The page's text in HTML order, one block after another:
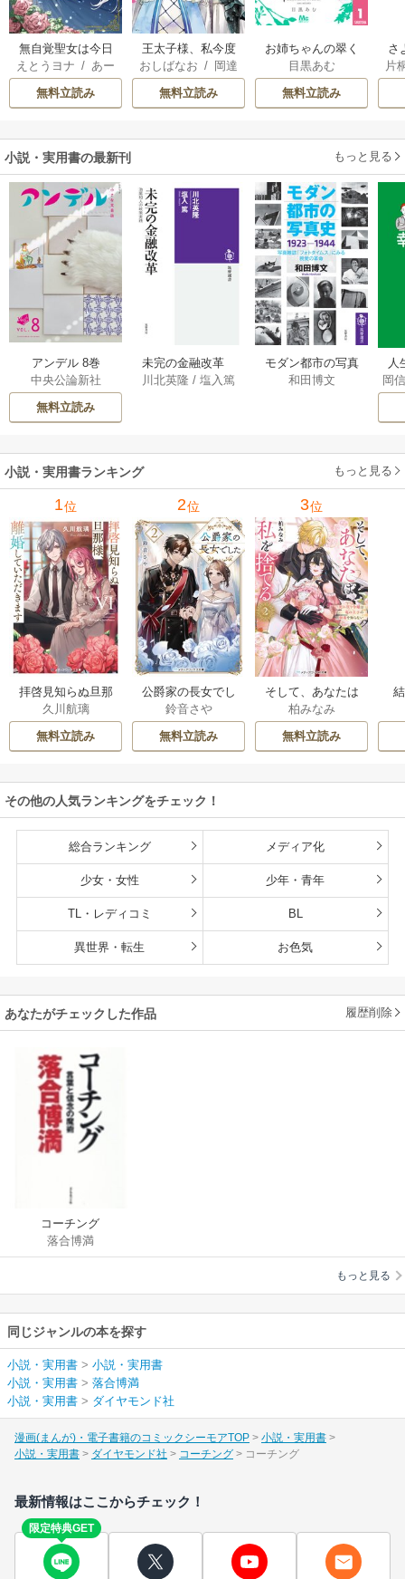
無自覚聖女は今日
も無意識に力を垂
れ流す ～公爵家
の落ちこぼれ令
を掴み取る～
えとうヨナ / あー
もんど / あんべよ
しろう
無料立読み
王太子様、私今度
こそあなたに殺さ
れたくないんで
す！ ～聖女に嵌め
二度目は串刺し回
おしばなお / 岡達
/ 先崎真琴
無料立読み
お姉ちゃんの翠く
ん
目黒あむ
無料立読み
さ
冷
片
小説・実用書の最新刊 もっと見る
アンデル 8巻
中央公論新社
無料立読み
未完の金融改革
――池尾和人の政
川北英隆 /塩入篤
モダン都市の写真
史 1923－1944
和田博文
人
教
岡
小説・実用書ランキング もっと見る
1位
拝啓見知らぬ旦那
様、離婚していた
だきます
久川航璃
無料立読み
2位
公爵家の長女でし
た
鈴音さや
無料立読み
3位
そして、あなたは
私を捨てる
柏みなみ
無料立読み
その他の人気ランキングをチェック！
総合ランキング メディア化
少女・女性 少年・青年
TL・レディコミ BL
異世界・転生 お色気
あなたがチェックした作品 履歴削除
コーチング
落合博満
もっと見る
同じジャンルの本を探す
小説・実用書 > 小説・実用書
小説・実用書 > 落合博満
小説・実用書 > ダイヤモンド社
漫画(まんが)・電子書籍のコミックシーモアTOP
小説・実用書
小説・実用書
ダイヤモンド社 コーチング コーチング
最新情報はここからチェック！
限定特典GET